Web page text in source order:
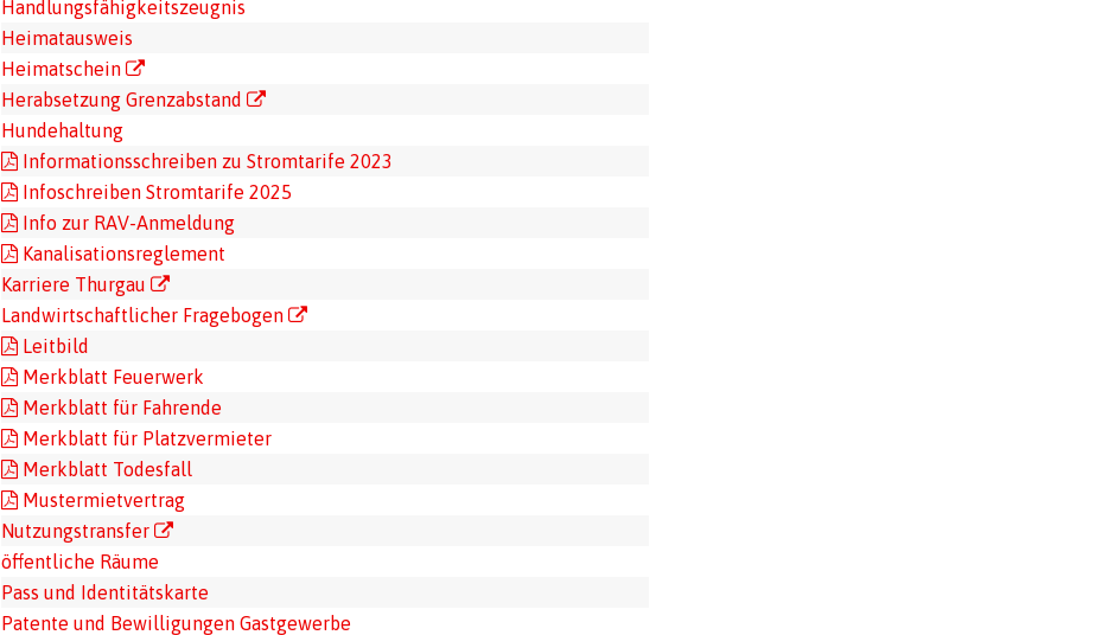
Handlungsfähigkeitszeugnis
Heimatausweis
Heimatschein
Herabsetzung Grenzabstand
Hundehaltung
Informationsschreiben zu Stromtarife 2023
Infoschreiben Stromtarife 2025
Info zur RAV-Anmeldung
Kanalisationsreglement
Karriere Thurgau
Landwirtschaftlicher Fragebogen
Leitbild
Merkblatt Feuerwerk
Merkblatt für Fahrende
Merkblatt für Platzvermieter
Merkblatt Todesfall
Mustermietvertrag
Nutzungstransfer
öffentliche Räume
Pass und Identitätskarte
Patente und Bewilligungen Gastgewerbe